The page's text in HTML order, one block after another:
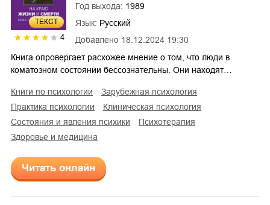
ТЕКСТ
4 Добавлено 18.12.2024 19:30
Год выхода: 1989
Язык: Русский
Книга опровергает расхожее мнение о том, что люди в
коматозном состоянии бессознательны. Они находят…
книги по психологии
зарубежная психология
практика психологии
клиническая психология
состояния и явления психики
психотерапия
здоровье и медицина
Читать онлайн